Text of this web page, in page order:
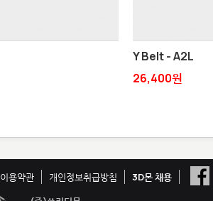
Y Belt - A2L
26,400원
이용약관 개인정보취급방침
3D몬 채용